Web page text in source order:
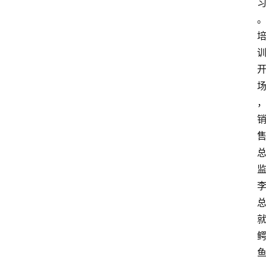
习
。
培
训
开
场
，
销
售
总
监
李
总
就
鳄
鱼